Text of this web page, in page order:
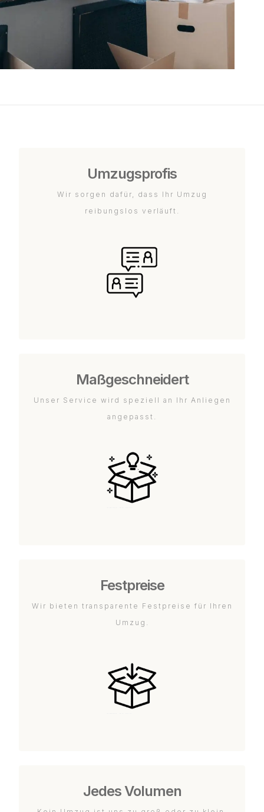
Umzugsprofis
Wir sorgen dafür, dass Ihr Umzug
reibungslos verläuft.
Maßgeschneidert
Unser Service wird speziell an Ihr Anliegen
angepasst.
Festpreise
Wir bieten transparente Festpreise für Ihren
Umzug.
Jedes Volumen